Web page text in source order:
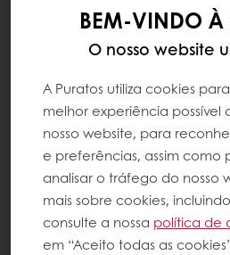
BEM-VINDO À
O nosso website
A Puratos utiliza cookies
melhor experiência possível
nosso website, para
e preferências, assim como
analisar o tráfego do nosso
mais sobre cookies,
consulte a nossa política de
em “Aceito todas as